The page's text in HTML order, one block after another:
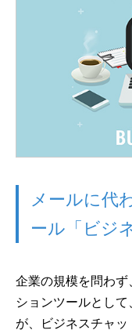
メールに代
ール「ビジ
企業の規模を問わ
ションツールとし
が、ビジネスチャッ